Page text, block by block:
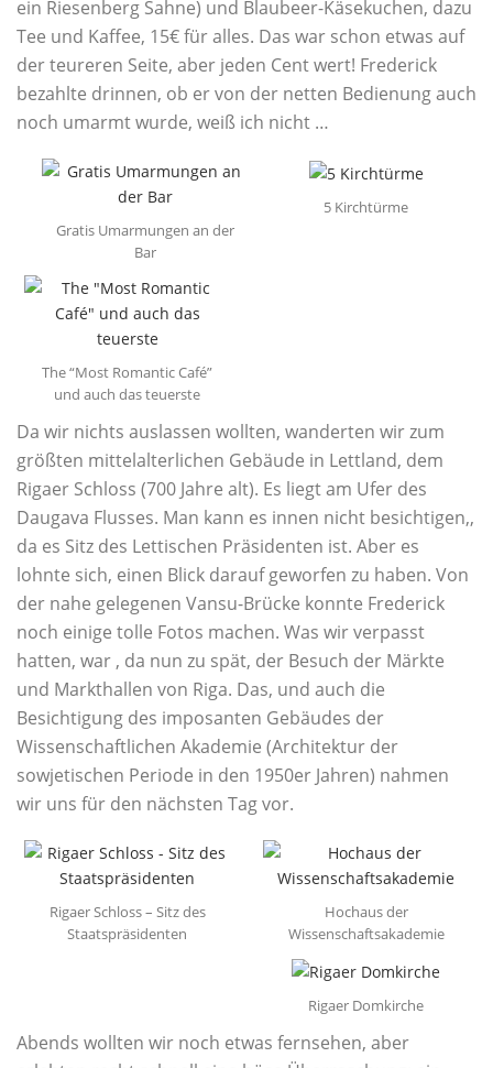
ein Riesenberg Sahne) und Blaubeer-Käsekuchen, dazu
Tee und Kaffee, 15€ für alles. Das war schon etwas auf
der teureren Seite, aber jeden Cent wert! Frederick
bezahlte drinnen, ob er von der netten Bedienung auch
noch umarmt wurde, weiß ich nicht …
5 Kirchtürme
Gratis Umarmungen an der
Bar
The “Most Romantic Café”
und auch das teuerste
Da wir nichts auslassen wollten, wanderten wir zum
größten mittelalterlichen Gebäude in Lettland, dem
Rigaer Schloss (700 Jahre alt). Es liegt am Ufer des
Daugava Flusses. Man kann es innen nicht besichtigen,,
da es Sitz des Lettischen Präsidenten ist. Aber es
lohnte sich, einen Blick darauf geworfen zu haben. Von
der nahe gelegenen Vansu-Brücke konnte Frederick
noch einige tolle Fotos machen. Was wir verpasst
hatten, war , da nun zu spät, der Besuch der Märkte
und Markthallen von Riga. Das, und auch die
Besichtigung des imposanten Gebäudes der
Wissenschaftlichen Akademie (Architektur der
sowjetischen Periode in den 1950er Jahren) nahmen
wir uns für den nächsten Tag vor.
Hochaus der
Wissenschaftsakademie
Rigaer Schloss – Sitz des
Staatspräsidenten
Rigaer Domkirche
Abends wollten wir noch etwas fernsehen, aber